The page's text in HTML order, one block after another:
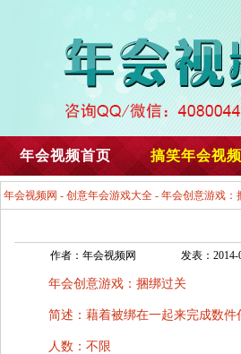
年会视频首页 搞笑年会视频
年会视频网 - 创意年会游戏大全 - 年会创意游戏：
作者：年会视频网 发表：2014-
年会创意游戏：捆绑过关
简述：藉着被绑在一起来完成数件
人数：不限